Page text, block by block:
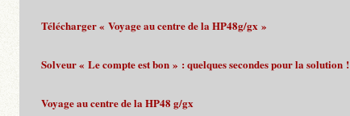
Télécharger « Voyage au centre de la HP48g/gx »
Solveur « Le compte est bon » : quelques secondes pour la solution !
Voyage au centre de la HP48 g/gx